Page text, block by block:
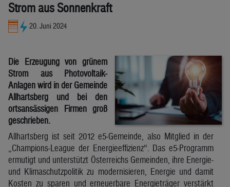
Strom aus Sonnenkraft
20. Juni 2024
Die Erzeugung von grünem
Strom aus Photovoltaik-
Anlagen wird in der Gemeinde
Allhartsberg und bei den
ortsansässigen Firmen groß
geschrieben.
Allhartsberg ist seit 2012 e5-Gemeinde, also Mitglied in der
„Champions-League der Energieeffizienz“. Das e5-Programm
ermutigt und unterstützt Österreichs Gemeinden, ihre Energie-
und Klimaschutzpolitik zu modernisieren, Energie und damit
Kosten zu sparen und erneuerbare Energieträger verstärkt